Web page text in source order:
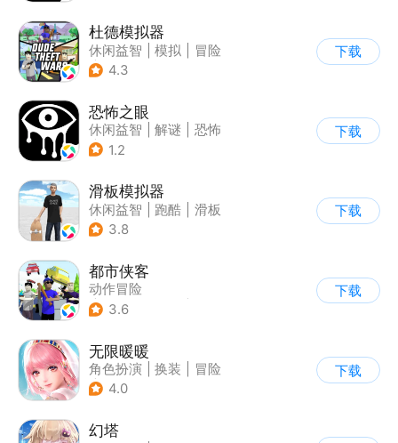
杜德模拟器
休闲益智 模拟
冒险
| 写实
4.3
下载
恐怖之眼
休闲益智 解谜
恐怖
| 单机
1.2
下载
滑板模拟器
休闲益智 跑酷
滑板
| 卡通
3.8
下载
都市侠客
动作冒险
| 第一人称射击
3.6
下载
无限暖暖
角色扮演 换装
冒险
| 开放世界
4.0
下载
幻塔